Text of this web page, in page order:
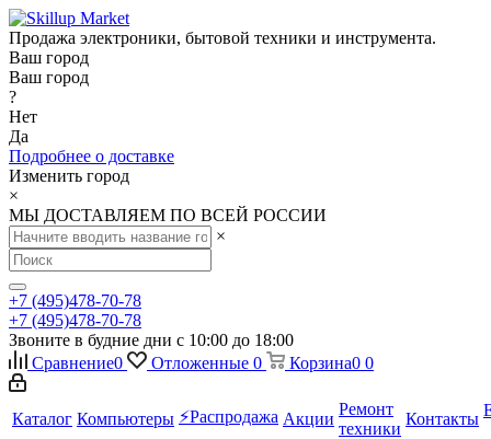
Продажа электроники, бытовой техники и инструмента.
Ваш город
Ваш город
?
Нет
Да
Подробнее о доставке
Изменить город
×
МЫ ДОСТАВЛЯЕМ ПО ВСЕЙ РОССИИ
×
+7 (495)478-70-78
+7 (495)478-70-78
Звоните в будние дни с 10:00 до 18:00
Сравнение0 Отложенные 0 Корзина0 0
Каталог Компьютеры ⚡️Распродажа Акции
Ремонт
техники
Контакты